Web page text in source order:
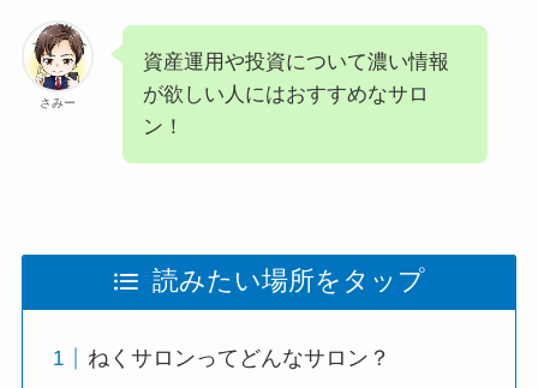
さみー
資産運用や投資について濃い情報
が欲しい人にはおすすめなサロ
ン！
読みたい場所をタップ
ねくサロンってどんなサロン？